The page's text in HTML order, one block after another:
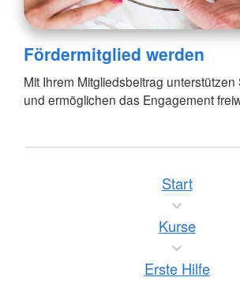
Fördermitglied werden
Mit Ihrem Mitgliedsbeitrag
und ermöglichen das Engagement
Start
Kurse
Erste Hilfe